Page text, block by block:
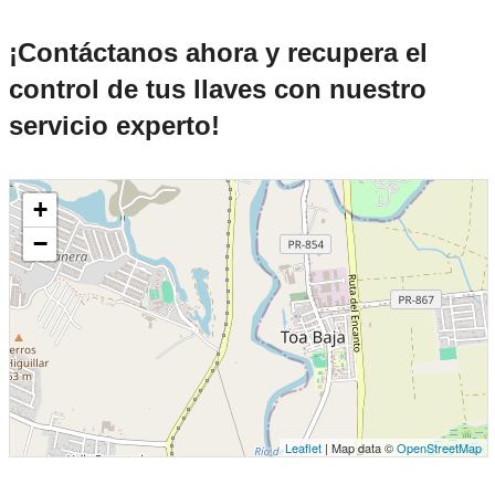
¡Contáctanos ahora y recupera el
control de tus llaves con nuestro
servicio experto!
+
−
Leaflet | Map data ©OpenStreetMap